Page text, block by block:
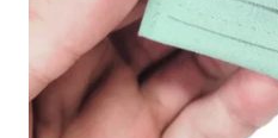
POR
MAYOR